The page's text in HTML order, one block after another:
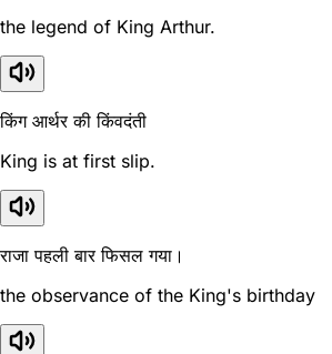
the legend of King Arthur.
किंग आर्थर की किंवदंती
King is at first slip.
राजा पहली बार फिसल गया।
the observance of the King's birthday